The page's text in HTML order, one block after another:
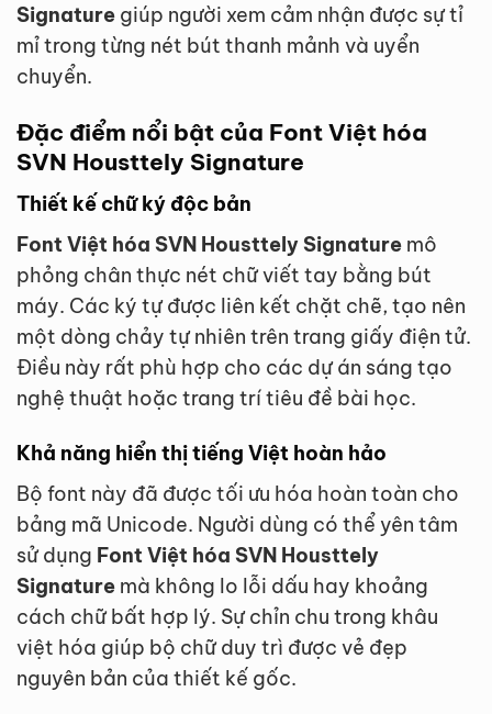
Signature giúp người xem cảm nhận được sự tỉ
mỉ trong từng nét bút thanh mảnh và uyển
chuyển.
Đặc điểm nổi bật của Font Việt hóa
SVN Housttely Signature
Thiết kế chữ ký độc bản
Font Việt hóa SVN Housttely Signature mô
phỏng chân thực nét chữ viết tay bằng bút
máy. Các ký tự được liên kết chặt chẽ, tạo nên
một dòng chảy tự nhiên trên trang giấy điện tử.
Điều này rất phù hợp cho các dự án sáng tạo
nghệ thuật hoặc trang trí tiêu đề bài học.
Khả năng hiển thị tiếng Việt hoàn hảo
Bộ font này đã được tối ưu hóa hoàn toàn cho
bảng mã Unicode. Người dùng có thể yên tâm
sử dụng Font Việt hóa SVN Housttely
Signature mà không lo lỗi dấu hay khoảng
cách chữ bất hợp lý. Sự chỉn chu trong khâu
việt hóa giúp bộ chữ duy trì được vẻ đẹp
nguyên bản của thiết kế gốc.